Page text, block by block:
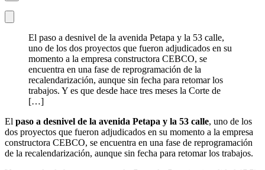
El paso a desnivel de la avenida Petapa y la 53 calle,
uno de los dos proyectos que fueron adjudicados en su
momento a la empresa constructora CEBCO, se
encuentra en una fase de reprogramación de la
recalendarización, aunque sin fecha para retomar los
trabajos. Y es que desde hace tres meses la Corte de
[…]
El paso a desnivel de la avenida Petapa y la 53 calle, uno de los
dos proyectos que fueron adjudicados en su momento a la empresa
constructora CEBCO, se encuentra en una fase de reprogramación
de la recalendarización, aunque sin fecha para retomar los trabajos.